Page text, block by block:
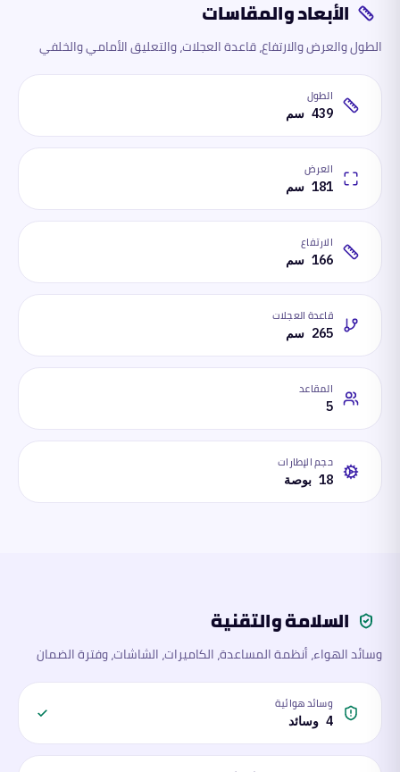
الأبعاد والمقاسات
الطول والعرض والارتفاع، قاعدة العجلات، والتعليق الأمامي والخلفي
الطول
439 سم
العرض
181 سم
الارتفاع
166 سم
قاعدة العجلات
265 سم
المقاعد
5
حجم الإطارات
18 بوصة
السلامة والتقنية
وسائد الهواء، أنظمة المساعدة، الكاميرات، الشاشات، وفترة الضمان
وسائد هوائية
4 وسائد